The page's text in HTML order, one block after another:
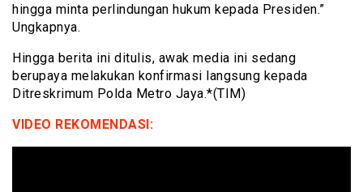
hingga minta perlindungan hukum kepada Presiden.”
Ungkapnya.
Hingga berita ini ditulis, awak media ini sedang
berupaya melakukan konfirmasi langsung kepada
Ditreskrimum Polda Metro Jaya.*(TIM)
VIDEO REKOMENDASI: